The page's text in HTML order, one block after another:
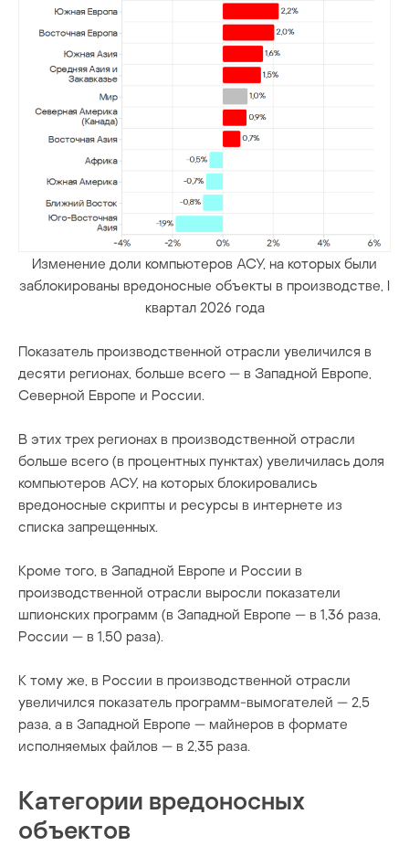
Изменение доли компьютеров АСУ, на которых были
заблокированы вредоносные объекты в производстве, I
квартал 2026 года
Показатель производственной отрасли увеличился в
десяти регионах, больше всего — в Западной Европе,
Северной Европе и России.
В этих трех регионах в производственной отрасли
больше всего (в процентных пунктах) увеличилась доля
компьютеров АСУ, на которых блокировались
вредоносные скрипты и ресурсы в интернете из
списка запрещенных.
Кроме того, в Западной Европе и России в
производственной отрасли выросли показатели
шпионских программ (в Западной Европе — в 1,36 раза,
России — в 1,50 раза).
К тому же, в России в производственной отрасли
увеличился показатель программ-вымогателей — 2,5
раза, а в Западной Европе — майнеров в формате
исполняемых файлов — в 2,35 раза.
Категории вредоносных
объектов